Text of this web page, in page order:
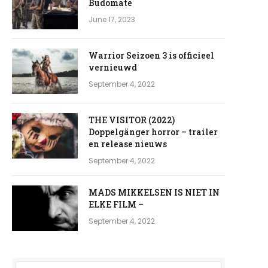
Budomate
June 17, 2023
Warrior Seizoen 3 is officieel
vernieuwd
September 4, 2022
THE VISITOR (2022)
Doppelgänger horror – trailer
en release nieuws
September 4, 2022
MADS MIKKELSEN IS NIET IN
ELKE FILM –
September 4, 2022